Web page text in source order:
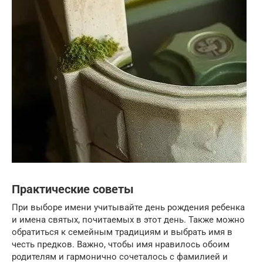
Практические советы
При выборе имени учитывайте день рождения ребенка
и имена святых, почитаемых в этот день. Также можно
обратиться к семейным традициям и выбрать имя в
честь предков. Важно, чтобы имя нравилось обоим
родителям и гармонично сочеталось с фамилией и